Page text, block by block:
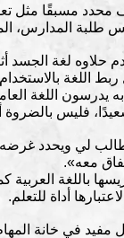
محدد مسبقًا مثل
المدارس،
حلاوه لغة
اللغة
منها». في حالة عوض٬
فليس
لي ويحدد
معه».
باللغة
أداة للتعلم.
مفيد في خانة